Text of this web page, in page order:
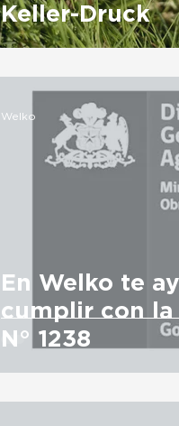
Keller-Druck
En Welko te
cumplir con la
N° 1238
Welko